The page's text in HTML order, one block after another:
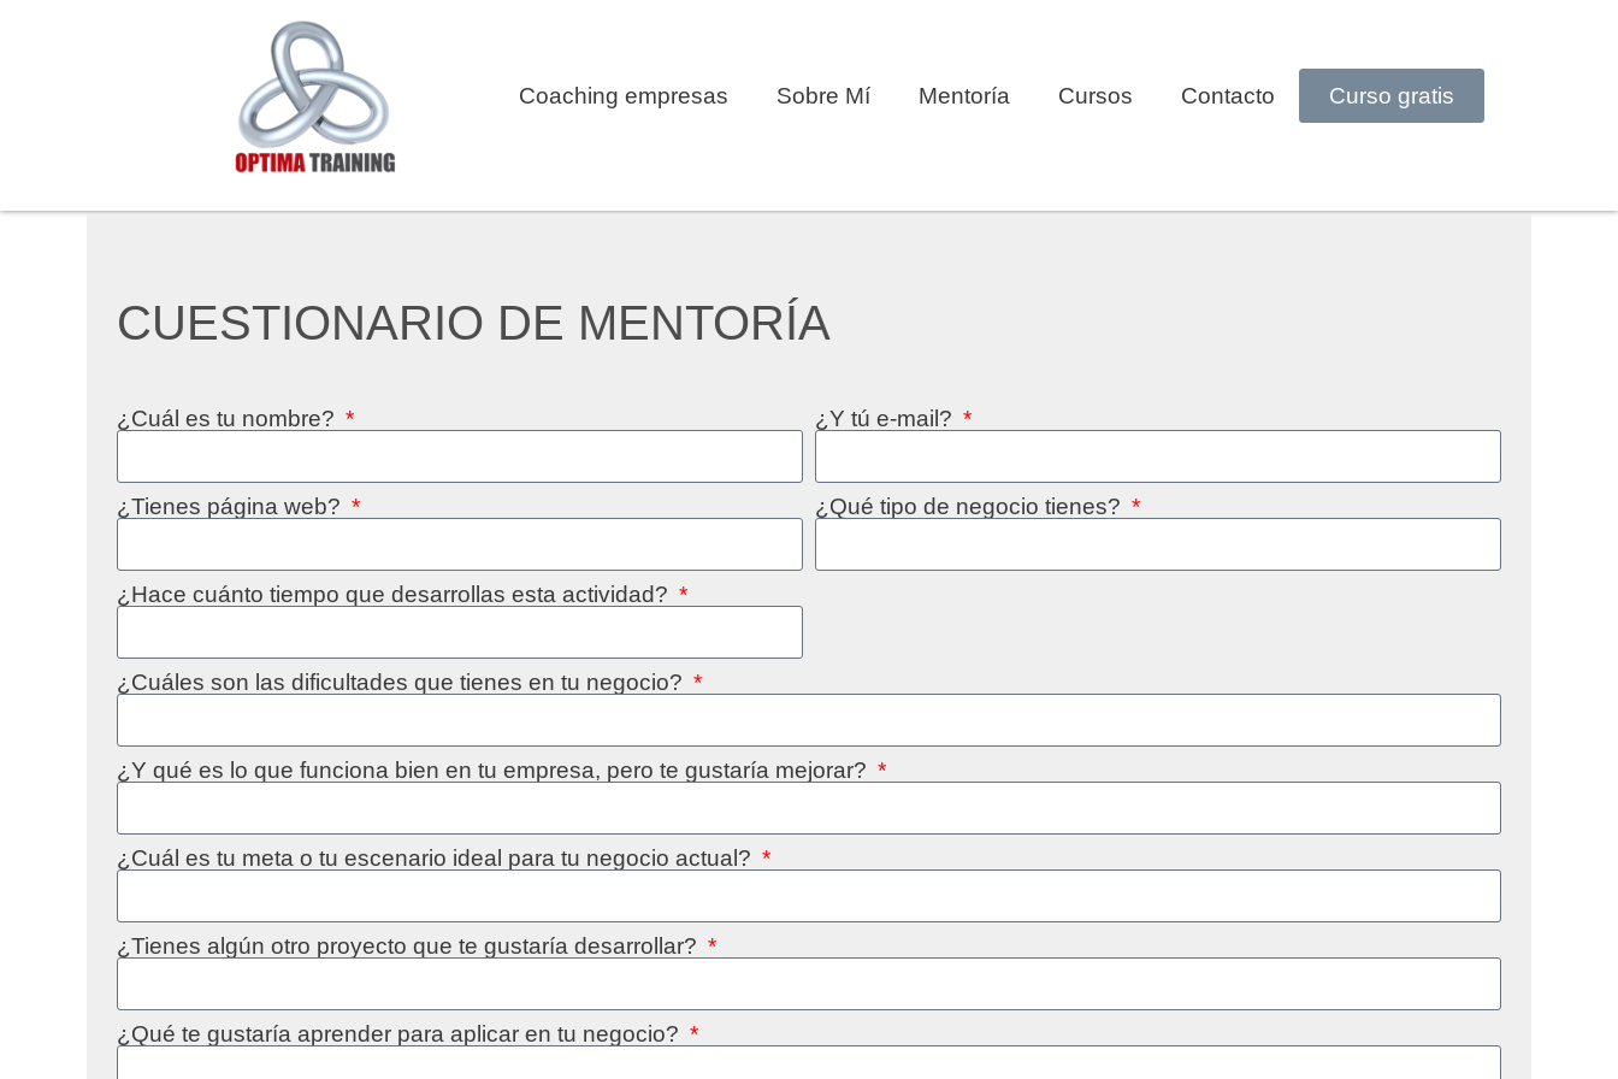
Coaching empresas Sobre Mí Mentoría Cursos Contacto Curso gratis
CUESTIONARIO DE MENTORÍA
¿Cuál es tu nombre? ¿Y tú e-mail?
¿Tienes página web? ¿Qué tipo de negocio tienes?
¿Hace cuánto tiempo que desarrollas esta actividad?
¿Cuáles son las dificultades que tienes en tu negocio?
¿Y qué es lo que funciona bien en tu empresa, pero te gustaría mejorar?
¿Cuál es tu meta o tu escenario ideal para tu negocio actual?
¿Tienes algún otro proyecto que te gustaría desarrollar?
¿Qué te gustaría aprender para aplicar en tu negocio?